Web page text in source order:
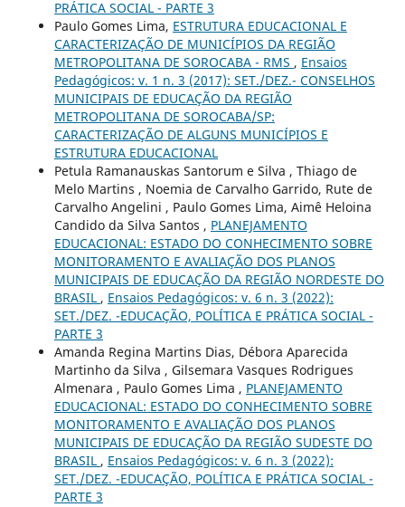
PRÁTICA SOCIAL - PARTE 3
Paulo Gomes Lima, ESTRUTURA EDUCACIONAL E
CARACTERIZAÇÃO DE MUNICÍPIOS DA REGIÃO
METROPOLITANA DE SOROCABA - RMS , Ensaios
Pedagógicos: v. 1 n. 3 (2017): SET./DEZ.- CONSELHOS
MUNICIPAIS DE EDUCAÇÃO DA REGIÃO
METROPOLITANA DE SOROCABA/SP:
CARACTERIZAÇÃO DE ALGUNS MUNICÍPIOS E
ESTRUTURA EDUCACIONAL
Petula Ramanauskas Santorum e Silva , Thiago de
Melo Martins , Noemia de Carvalho Garrido, Rute de
Carvalho Angelini , Paulo Gomes Lima, Aimê Heloina
Candido da Silva Santos , PLANEJAMENTO
EDUCACIONAL: ESTADO DO CONHECIMENTO SOBRE
MONITORAMENTO E AVALIAÇÃO DOS PLANOS
MUNICIPAIS DE EDUCAÇÃO DA REGIÃO NORDESTE DO
BRASIL , Ensaios Pedagógicos: v. 6 n. 3 (2022):
SET./DEZ. -EDUCAÇÃO, POLÍTICA E PRÁTICA SOCIAL -
PARTE 3
Amanda Regina Martins Dias, Débora Aparecida
Martinho da Silva , Gilsemara Vasques Rodrigues
Almenara , Paulo Gomes Lima , PLANEJAMENTO
EDUCACIONAL: ESTADO DO CONHECIMENTO SOBRE
MONITORAMENTO E AVALIAÇÃO DOS PLANOS
MUNICIPAIS DE EDUCAÇÃO DA REGIÃO SUDESTE DO
BRASIL , Ensaios Pedagógicos: v. 6 n. 3 (2022):
SET./DEZ. -EDUCAÇÃO, POLÍTICA E PRÁTICA SOCIAL -
PARTE 3